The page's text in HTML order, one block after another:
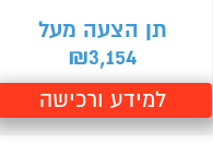
תן הצעה מעל
₪3,154
למידע ורכישה